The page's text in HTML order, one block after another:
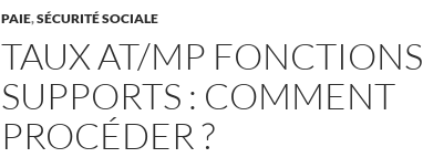
PAIE,SÉCURITÉ SOCIALE
TAUX AT/MP FONCTIONS
SUPPORTS : COMMENT
PROCÉDER ?